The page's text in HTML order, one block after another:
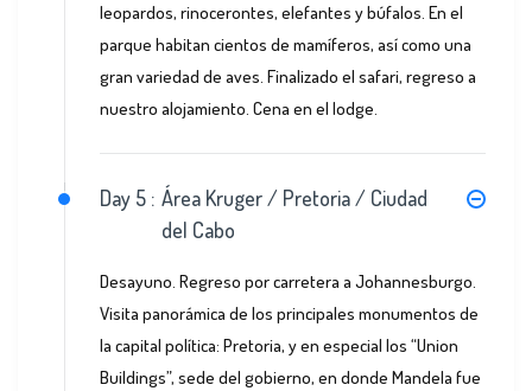
leopardos, rinocerontes, elefantes y búfalos. En el
parque habitan cientos de mamíferos, así como una
gran variedad de aves. Finalizado el safari, regreso a
nuestro alojamiento. Cena en el lodge.
Day 5 : Área Kruger / Pretoria / Ciudad
del Cabo
Desayuno. Regreso por carretera a Johannesburgo.
Visita panorámica de los principales monumentos de
la capital política: Pretoria, y en especial los “Union
Buildings”, sede del gobierno, en donde Mandela fue